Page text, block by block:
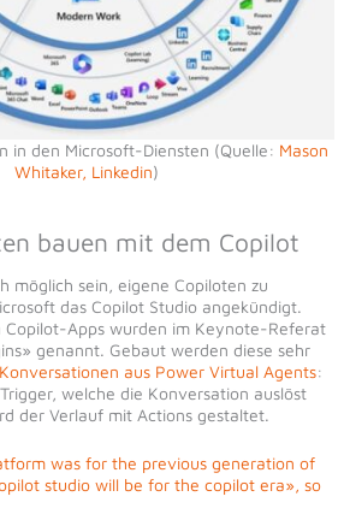
in den Microsoft-Diensten (Quelle: Mason
Whitaker, Linkedin)
bauen mit dem Copilot
möglich sein, eigene Copiloten zu
das Copilot Studio angekündigt.
Copilot-Apps wurden im Keynote-Referat
genannt. Gebaut werden diese sehr
aus Power Virtual Agents:
welche die Konversation auslöst
der Verlauf mit Actions gestaltet.
was for the previous generation of
studio will be for the copilot era», so